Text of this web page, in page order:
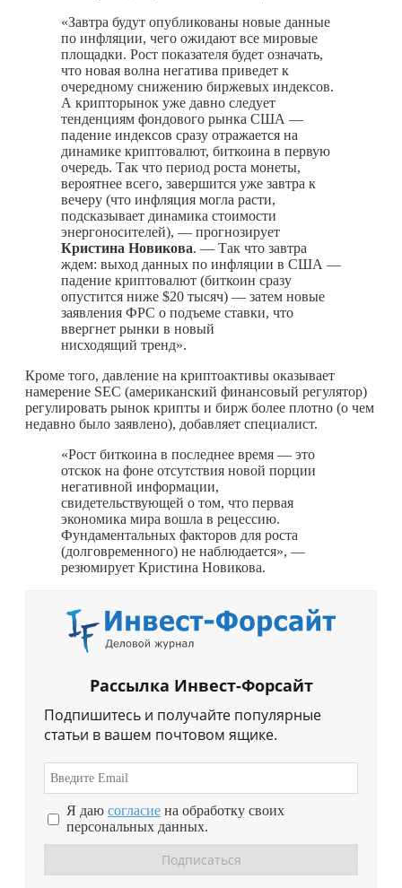
«Завтра будут опубликованы новые данные
по инфляции, чего ожидают все мировые
площадки. Рост показателя будет означать,
что новая волна негатива приведет к
очередному снижению биржевых индексов.
А крипторынок уже давно следует
тенденциям фондового рынка США —
падение индексов сразу отражается на
динамике криптовалют, биткоина в первую
очередь. Так что период роста монеты,
вероятнее всего, завершится уже завтра к
вечеру (что инфляция могла расти,
подсказывает динамика стоимости
энергоносителей), — прогнозирует
Кристина Новикова. — Так что завтра
ждем: выход данных по инфляции в США —
падение криптовалют (биткоин сразу
опустится ниже $20 тысяч) — затем новые
заявления ФРС о подъеме ставки, что
ввергнет рынки в новый
нисходящий тренд».
Кроме того, давление на криптоактивы оказывает
намерение SEC (американский финансовый регулятор)
регулировать рынок крипты и бирж более плотно (о чем
недавно было заявлено), добавляет специалист.
«Рост биткоина в последнее время — это
отскок на фоне отсутствия новой порции
негативной информации,
свидетельствующей о том, что первая
экономика мира вошла в рецессию.
Фундаментальных факторов для роста
(долговременного) не наблюдается», —
резюмирует Кристина Новикова.
Рассылка Инвест-Форсайт
Подпишитесь и получайте популярные
статьи в вашем почтовом ящике.
Я даю согласие на обработку своих
персональных данных.